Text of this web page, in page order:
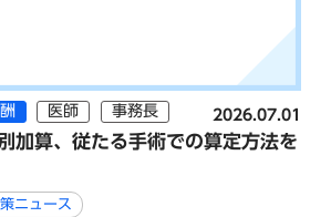
医師 事務長 2026.07.01
加算、従たる手術での算定方法を
ニュース